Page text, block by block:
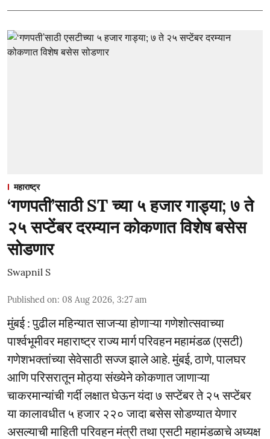
महाराष्ट्र
‘गणपती’साठी ST च्या ५ हजार गाड्या; ७ ते
२५ सप्टेंबर दरम्यान कोकणात विशेष बसेस
सोडणार
Swapnil S
Published on: 08 Aug 2026, 3:27 am
मुंबई : पुढील महिन्यात साजऱ्या होणाऱ्या गणेशोत्सवाच्या
पार्श्वभूमीवर महाराष्ट्र राज्य मार्ग परिवहन महामंडळ (एसटी)
गणेशभक्तांच्या सेवेसाठी सज्ज झाले आहे. मुंबई, ठाणे, पालघर
आणि परिसरातून मोठ्या संख्येने कोकणात जाणाऱ्या
चाकरमान्यांची गर्दी लक्षात घेऊन यंदा ७ सप्टेंबर ते २५ सप्टेंबर
या कालावधीत ५ हजार २२० जादा बसेस सोडण्यात येणार
असल्याची माहिती परिवहन मंत्री तथा एसटी महामंडळाचे अध्यक्ष